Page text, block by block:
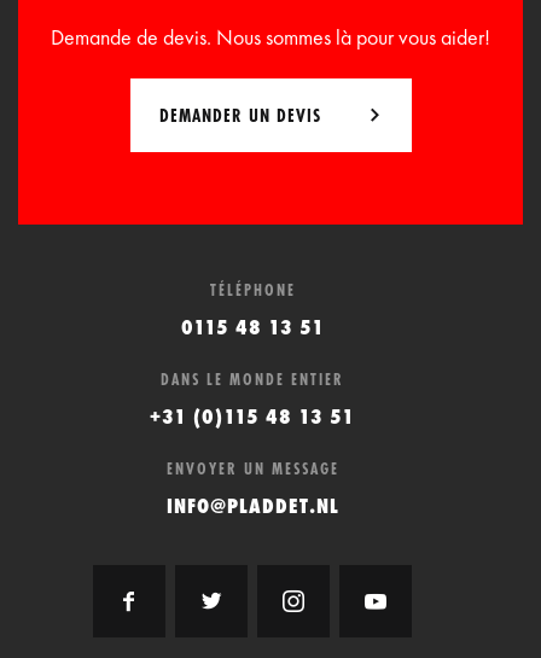
Demande de devis. Nous sommes là pour vous aider!
DEMANDER UN DEVIS
TÉLÉPHONE
0115 48 13 51
DANS LE MONDE ENTIER
+31 (0)115 48 13 51
ENVOYER UN MESSAGE
INFO@PLADDET.NL